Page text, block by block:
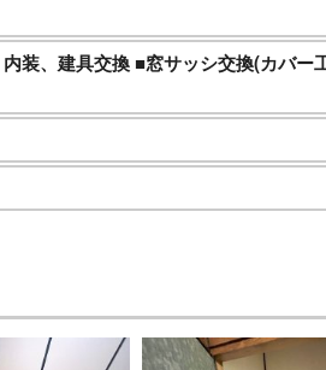
装、建具交換 ■窓サッシ交換(カバー